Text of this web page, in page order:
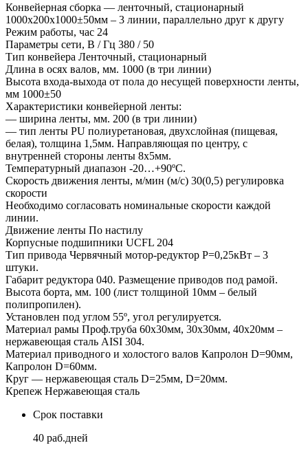
Конвейерная сборка — ленточный, стационарный
1000х200х1000±50мм – 3 линии, параллельно друг к другу
Режим работы, час 24
Параметры сети, В / Гц 380 / 50
Тип конвейера Ленточный, стационарный
Длина в осях валов, мм. 1000 (в три линии)
Высота входа-выхода от пола до несущей поверхности ленты,
мм 1000±50
Характеристики конвейерной ленты:
— ширина ленты, мм. 200 (в три линии)
— тип ленты PU полиуретановая, двухслойная (пищевая,
белая), толщина 1,5мм. Направляющая по центру, с
внутренней стороны ленты 8х5мм.
Температурный диапазон -20…+90ºС.
Скорость движения ленты, м/мин (м/с) 30(0,5) регулировка
скорости
Необходимо согласовать номинальные скорости каждой
линии.
Движение ленты По настилу
Корпусные подшипники UCFL 204
Тип привода Червячный мотор-редуктор Р=0,25кВт – 3
штуки.
Габарит редуктора 040. Размещение приводов под рамой.
Высота борта, мм. 100 (лист толщиной 10мм – белый
полипропилен).
Установлен под углом 55º, угол регулируется.
Материал рамы Проф.труба 60х30мм, 30х30мм, 40х20мм –
нержавеющая сталь AISI 304.
Материал приводного и холостого валов Капролон D=90мм,
Капролон D=60мм.
Круг — нержавеющая сталь D=25мм, D=20мм.
Крепеж Нержавеющая сталь
Срок поставки
40 раб.дней